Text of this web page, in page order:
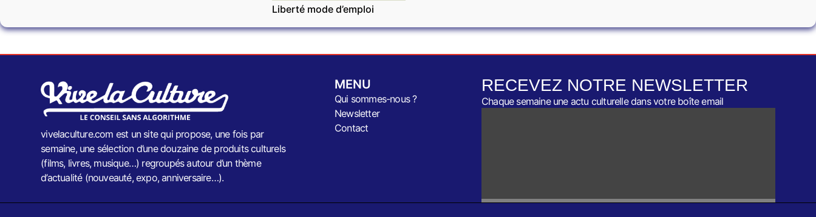
Liberté mode d’emploi
vivelaculture.com est un site qui propose, une fois par
semaine, une sélection d’une douzaine de produits culturels
(films, livres, musique…) regroupés autour d’un thème
d’actualité (nouveauté, expo, anniversaire…).
MENU
Qui sommes-nous ?
Newsletter
Contact
RECEVEZ NOTRE NEWSLETTER
Chaque semaine une actu culturelle dans votre boîte email